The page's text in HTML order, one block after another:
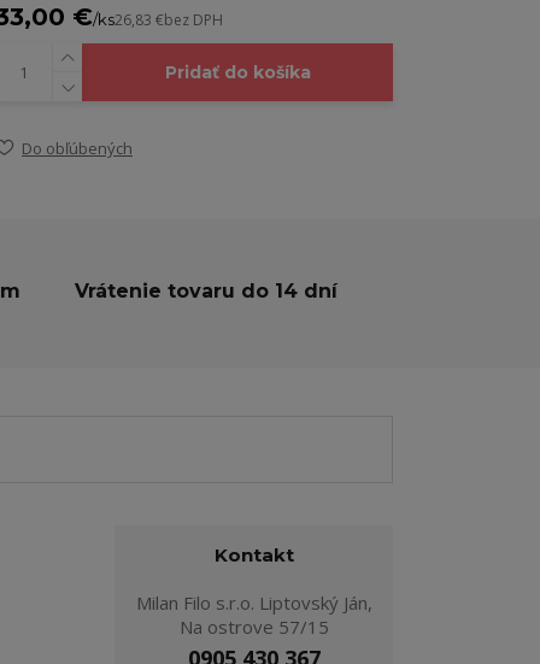
€/ks26,83 €bez DPH
Pridať do košíka
Do obľúbených
Vrátenie tovaru do 14 dní
Kontakt
Milan Filo s.r.o. Liptovský Ján,
Na ostrove 57/15
0905 430 367